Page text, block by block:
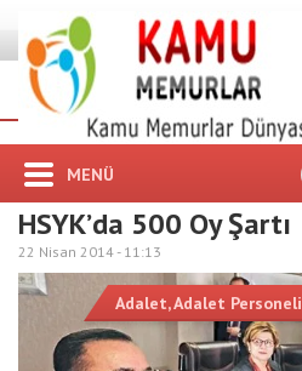
MENÜ
HSYK’da 500 Oy Şartı
22 Nisan 2014 - 11:13
Adalet,Adalet Personeli